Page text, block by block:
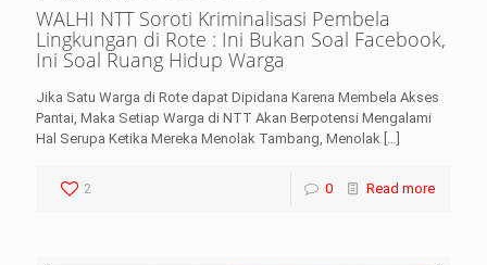
WALHI NTT Soroti Kriminalisasi Pembela
Lingkungan di Rote : Ini Bukan Soal Facebook,
Ini Soal Ruang Hidup Warga
Jika Satu Warga di Rote dapat Dipidana Karena Membela Akses
Pantai, Maka Setiap Warga di NTT Akan Berpotensi Mengalami
Hal Serupa Ketika Mereka Menolak Tambang, Menolak […]
2 0 Read more